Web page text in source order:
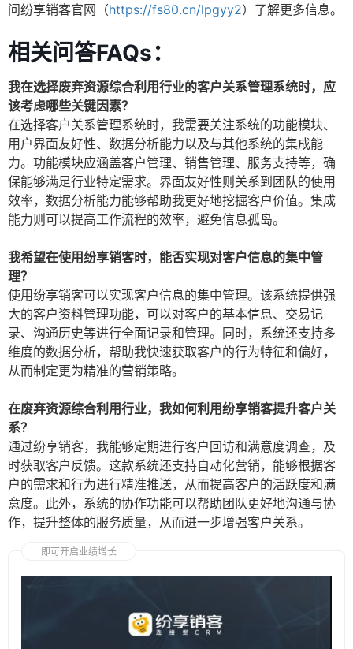
问纷享销客官网（https://fs80.cn/lpgyy2）了解更多信息。
相关问答FAQs：
我在选择废弃资源综合利用行业的客户关系管理系统时，应
该考虑哪些关键因素？
在选择客户关系管理系统时，我需要关注系统的功能模块、
用户界面友好性、数据分析能力以及与其他系统的集成能
力。功能模块应涵盖客户管理、销售管理、服务支持等，确
保能够满足行业特定需求。界面友好性则关系到团队的使用
效率，数据分析能力能够帮助我更好地挖掘客户价值。集成
能力则可以提高工作流程的效率，避免信息孤岛。
我希望在使用纷享销客时，能否实现对客户信息的集中管
理？
使用纷享销客可以实现客户信息的集中管理。该系统提供强
大的客户资料管理功能，可以对客户的基本信息、交易记
录、沟通历史等进行全面记录和管理。同时，系统还支持多
维度的数据分析，帮助我快速获取客户的行为特征和偏好，
从而制定更为精准的营销策略。
在废弃资源综合利用行业，我如何利用纷享销客提升客户关
系？
通过纷享销客，我能够定期进行客户回访和满意度调查，及
时获取客户反馈。这款系统还支持自动化营销，能够根据客
户的需求和行为进行精准推送，从而提高客户的活跃度和满
意度。此外，系统的协作功能可以帮助团队更好地沟通与协
作，提升整体的服务质量，从而进一步增强客户关系。
即可开启业绩增长